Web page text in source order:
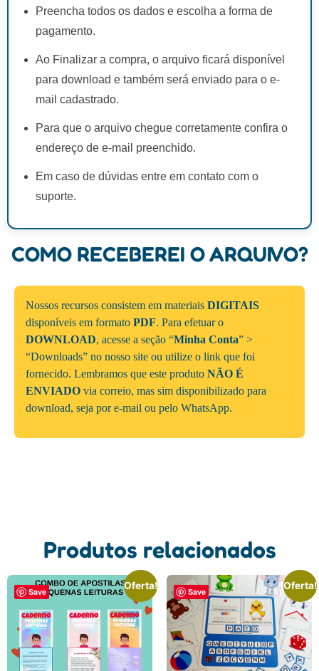
Preencha todos os dados e escolha a forma de
pagamento.
Ao Finalizar a compra, o arquivo ficará disponível
para download e também será enviado para o e-
mail cadastrado.
Para que o arquivo chegue corretamente confira o
endereço de e-mail preenchido.
Em caso de dúvidas entre em contato com o
suporte.
COMO RECEBEREI O ARQUIVO?
Nossos recursos consistem em materiais DIGITAIS
disponíveis em formato PDF. Para efetuar o
DOWNLOAD, acesse a seção “Minha Conta” >
“Downloads” no nosso site ou utilize o link que foi
fornecido. Lembramos que este produto NÃO É
ENVIADO via correio, mas sim disponibilizado para
download, seja por e-mail ou pelo WhatsApp.
Produtos relacionados
Save
Oferta!
Save
Oferta!